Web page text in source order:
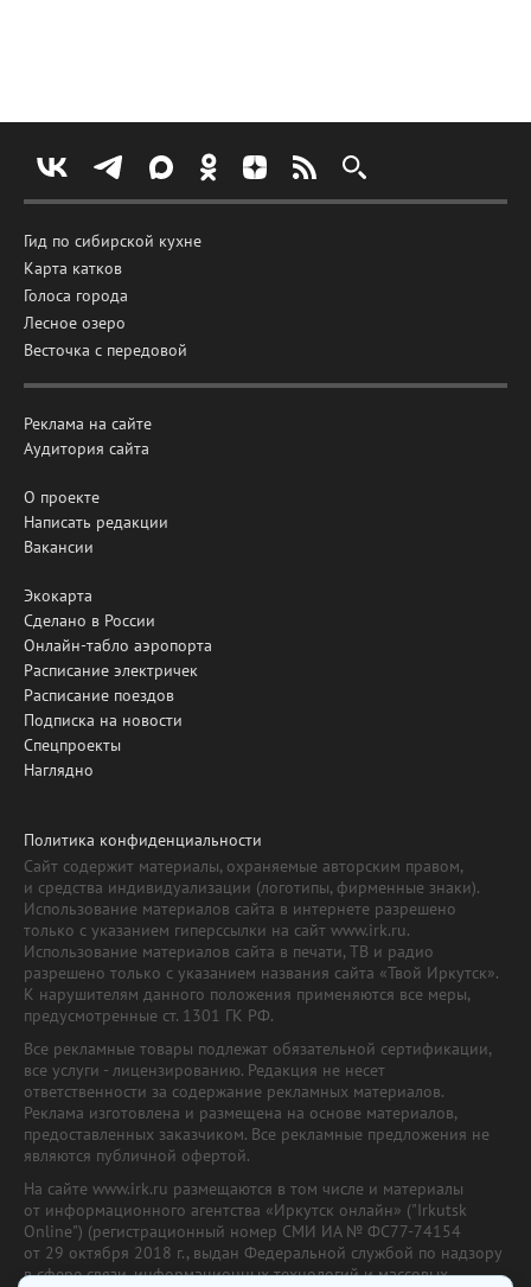
Гид по сибирской кухне
Карта катков
Голоса города
Лесное озеро
Весточка с передовой
Реклама на сайте
Аудитория сайта
О проекте
Написать редакции
Вакансии
Экокарта
Сделано в России
Онлайн-табло аэропорта
Расписание электричек
Расписание поездов
Подписка на новости
Спецпроекты
Наглядно
Политика конфиденциальности
Сайт содержит материалы, охраняемые авторским правом,
и средства индивидуализации (логотипы, фирменные знаки).
Использование материалов сайта в интернете разрешено
только с указанием гиперссылки на сайт www.irk.ru.
Использование материалов сайта в печати, ТВ и радио
разрешено только с указанием названия сайта «Твой Иркутск».
К нарушителям данного положения применяются все меры,
предусмотренные ст. 1301 ГК РФ.
Все рекламные товары подлежат обязательной сертификации,
все услуги - лицензированию. Редакция не несет
ответственности за содержание рекламных материалов.
Реклама изготовлена и размещена на основе материалов,
предоставленных заказчиком. Все рекламные предложения не
являются публичной офертой.
На сайте www.irk.ru размещаются в том числе и материалы
от информационного агентства «Иркутск онлайн» ("Irkutsk
Online") (регистрационный номер СМИ ИА № ФС77-74154
от 29 октября 2018 г., выдан Федеральной службой по надзору
в сфере связи, информационных технологий и массовых